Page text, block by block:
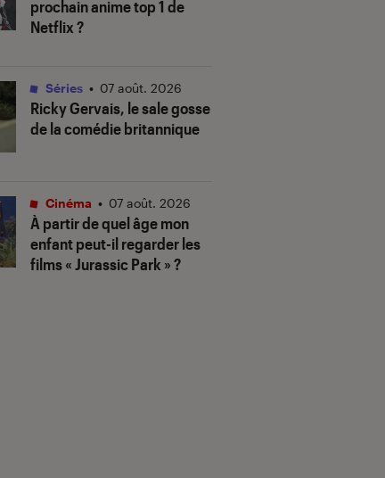
prochain anime top 1 de
Netflix ?
Ricky Gervais, le sale gosse
de la comédie britannique
Séries • 07 août. 2026
À partir de quel âge mon
enfant peut-il regarder les
films « Jurassic Park » ?
Cinéma • 07 août. 2026